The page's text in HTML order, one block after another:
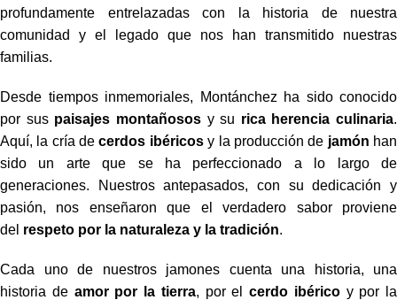
profundamente entrelazadas con la historia de nuestra
comunidad y el legado que nos han transmitido nuestras
familias.
Desde tiempos inmemoriales, Montánchez ha sido conocido
por sus paisajes montañososy su rica herencia culinaria.
Aquí, la cría decerdos ibéricosy la producción de jamón han
sido un arte que se ha perfeccionado a lo largo de
generaciones. Nuestros antepasados, con su dedicación y
pasión, nos enseñaron que el verdadero sabor proviene
del respeto por la naturaleza y la tradición.
Cada uno de nuestros jamones cuenta una historia, una
historia deamor por la tierra, por el cerdo ibéricoy por la